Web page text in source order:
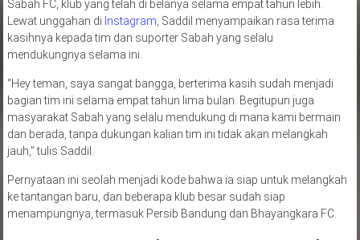
Sabah FC, klub yang telah di belanya selama empat tahun lebih.
Lewat unggahan di Instagram , Saddil menyampaikan rasa terima
kasihnya kepada tim dan suporter Sabah yang selalu
mendukungnya selama ini.
“Hey teman, saya sangat bangga, berterima kasih sudah menjadi
bagian tim ini selama empat tahun lima bulan. Begitupun juga
masyarakat Sabah yang selalu mendukung di mana kami bermain
dan berada, tanpa dukungan kalian tim ini tidak akan melangkah
jauh,” tulis Saddil.
Pernyataan ini seolah menjadi kode bahwa ia siap untuk melangkah
ke tantangan baru, dan beberapa klub besar sudah siap
menampungnya, termasuk Persib Bandung dan Bhayangkara FC.